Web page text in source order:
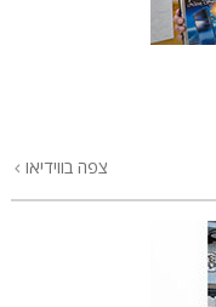
צפה בווידיאו